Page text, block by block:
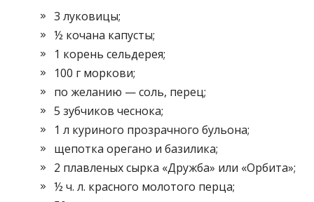
3 луковицы;
½ кочана капусты;
1 корень сельдерея;
100 г моркови;
по желанию — соль, перец;
5 зубчиков чеснока;
1 л куриного прозрачного бульона;
щепотка орегано и базилика;
2 плавленых сырка «Дружба» или «Орбита»;
½ ч. л. красного молотого перца;